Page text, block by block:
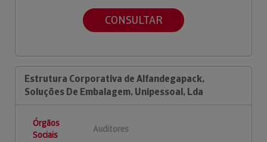
CONSULTAR
Estrutura Corporativa de Alfandegapack,
Soluções De Embalagem, Unipessoal, Lda
Órgãos
Sociais
Auditores